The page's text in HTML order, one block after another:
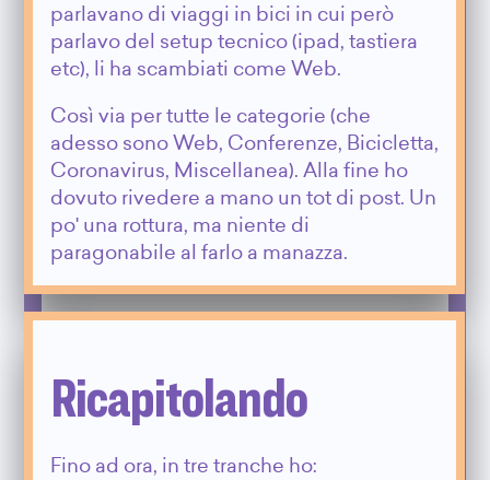
parlavano di viaggi in bici in cui però
parlavo del setup tecnico (ipad, tastiera
etc), li ha scambiati come Web.
Così via per tutte le categorie (che
adesso sono Web, Conferenze, Bicicletta,
Coronavirus, Miscellanea). Alla fine ho
dovuto rivedere a mano un tot di post. Un
po' una rottura, ma niente di
paragonabile al farlo a manazza.
Ricapitolando
Fino ad ora, in tre tranche ho: